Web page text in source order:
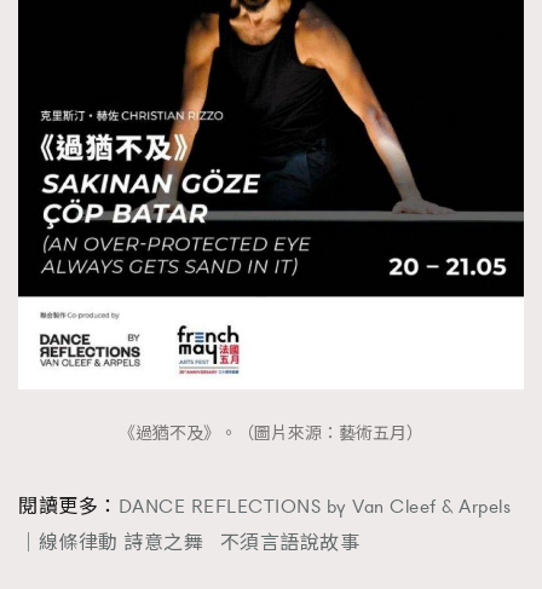
《過猶不及》。（圖片來源：藝術五月）
閱讀更多： DANCE REFLECTIONS by Van Cleef & Arpels
｜線條律動 詩意之舞 不須言語說故事